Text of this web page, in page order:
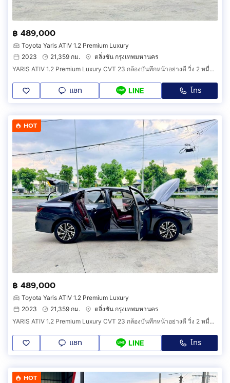
฿ 489,000
Toyota Yaris ATIV 1.2 Premium Luxury
2023
21,359 กม.
ตลิ่งชัน กรุงเทพมหานคร
YARIS ATIV 1.2 Premium Luxury CVT 23 กล้องบันทึกหน้าอย่างดี วิ่ง 2 หมื่นโล ประวัติโตต้า มือเดียว ทุกอย่างครบ เล่มพร้อมโอน ภาษี 70 ยางใหม่
แชท LINE โทร
HOT
฿ 489,000
Toyota Yaris ATIV 1.2 Premium Luxury
2023
21,359 กม.
ตลิ่งชัน กรุงเทพมหานคร
YARIS ATIV 1.2 Premium Luxury CVT 23 กล้องบันทึกหน้าอย่างดี วิ่ง 2 หมื่นโล ประวัติโตต้า มือเดียว ทุกอย่างครบ เล่มพร้อมโอน ภาษี 70 ยางใหม่
แชท LINE โทร
HOT